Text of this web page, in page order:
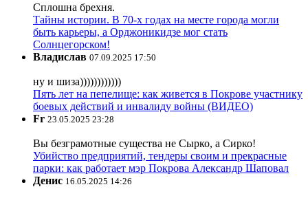
Сплошна брехня.
Тайны истории. В 70-х годах на месте города могли
быть карьеры, а Орджоникидзе мог стать
Солнцегорском!
Владислав 07.09.2025 17:50
ну и шиза))))))))))))
Пять лет на пепелище: как живется в Покрове участнику
боевых действий и инвалиду войны (ВИДЕО)
Fr 23.05.2025 23:28
Вы безграмотные существа не Сырко, а Сирко!
Убийство предприятий, тендеры своим и прекрасные
парки: как работает мэр Покрова Александр Шаповал
Денис 16.05.2025 14:26